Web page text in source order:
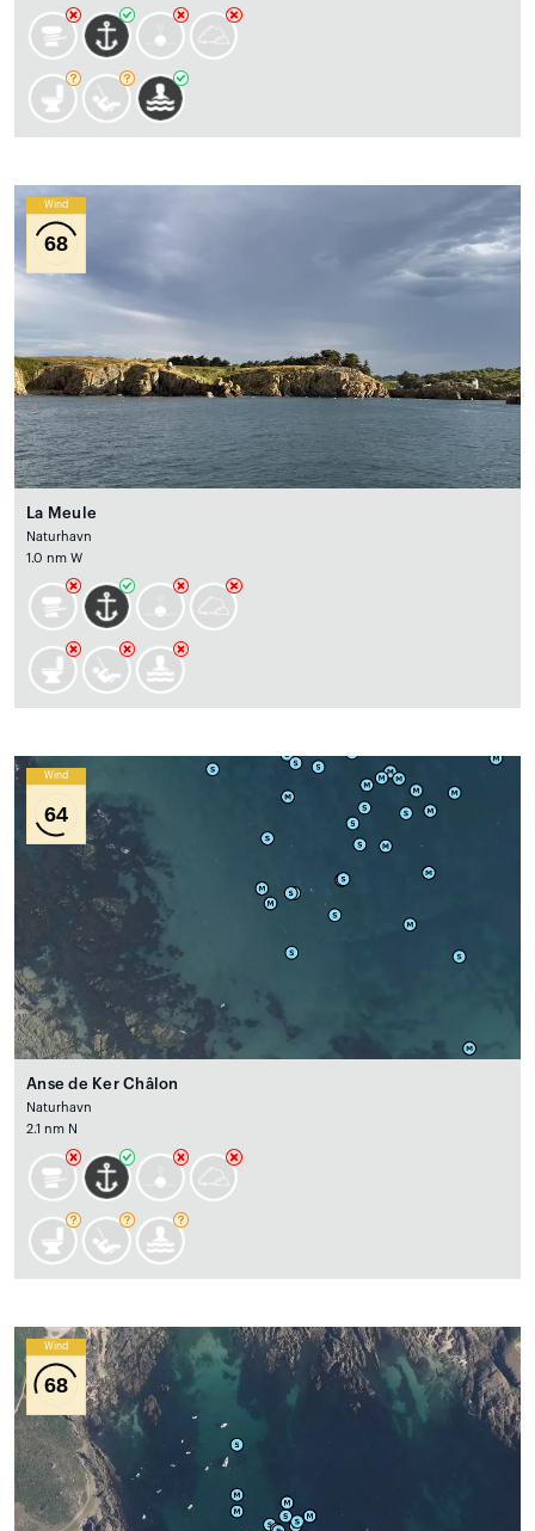
Wind
68
La Meule
Naturhavn
1.0 nm W
Wind
64
Anse de Ker Châlon
Naturhavn
2.1 nm N
Wind
68